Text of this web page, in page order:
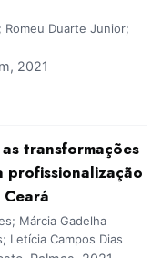
Romeu Duarte Junior;
2021
transformações
profissionalização
Márcia Gadelha
Letícia Campos Dias